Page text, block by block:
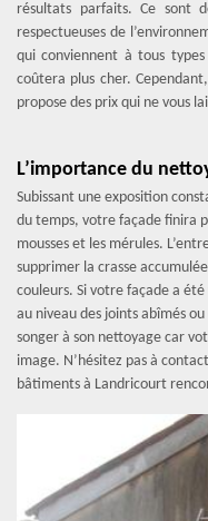
résultats parfaits. Ce sont
respectueuses de
qui conviennent à tous
coûtera plus cher.
propose des prix qui ne vous
L’importance du
Subissant une exposition
du temps, votre façade finira
mousses et les mérules.
supprimer la crasse
couleurs. Si votre façade a
au niveau des joints abîmés
songer à son nettoyage car
image. N’hésitez pas à
bâtiments à Landricourt